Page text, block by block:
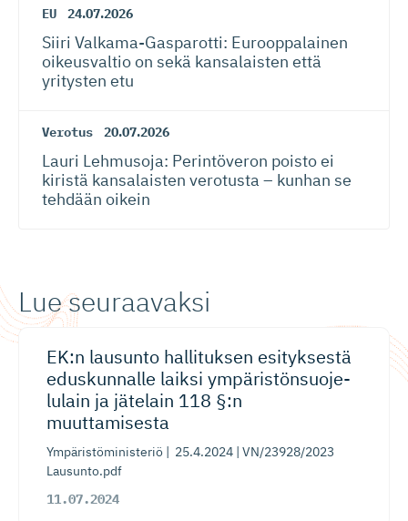
EU 24.07.2026
Siiri Valkama-Gas­pa­rotti: Eurooppalainen
oikeusvaltio on sekä kansalaisten että
yritysten etu
Verotus 20.07.2026
Lauri Lehmusoja: Perintöveron poisto ei
kiristä kansalaisten verotusta – kunhan se
tehdään oikein
Lue seuraavaksi
EK:n lausunto hallituksen esityksestä
eduskunnalle laiksi ympäristön­suo­je­
lulain ja jätelain 118 §:n
muuttamisesta
Ympäristöministeriö | 25.4.2024 | VN/23928/2023
Lausunto.pdf
11.07.2024